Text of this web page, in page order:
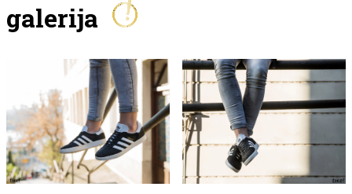
galerija